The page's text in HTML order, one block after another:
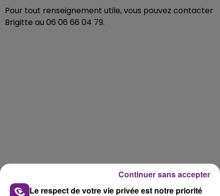
Pour tout renseignement utile, vous pouvez contacter
Brigitte au 06 06 66 04 79.
Le respect de votre vie privée est notre priorité
Continuer sans accepter